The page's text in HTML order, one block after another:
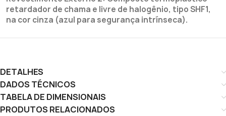
retardador de chama e livre de halogênio, tipo SHF1,
na cor cinza (azul para segurança intrínseca).
DETALHES
DADOS TÉCNICOS
TABELA DE DIMENSIONAIS
PRODUTOS RELACIONADOS